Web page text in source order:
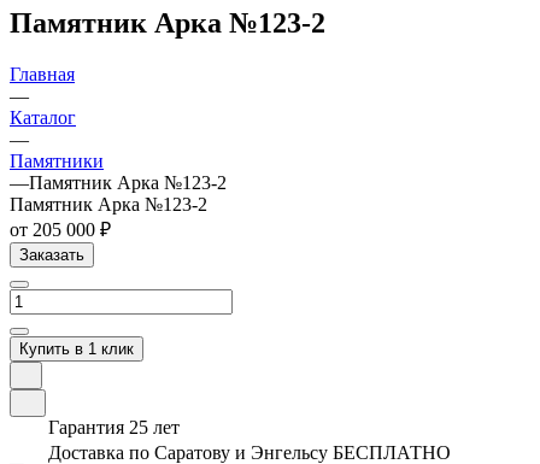
Памятник Арка №123-2
Главная
—
Каталог
—
Памятники
—Памятник Арка №123-2
Памятник Арка №123-2
от 205 000 ₽
Заказать
Купить в 1 клик
Гарантия 25 лет
Доставка по Саратову и Энгельсу БЕСПЛАТНО